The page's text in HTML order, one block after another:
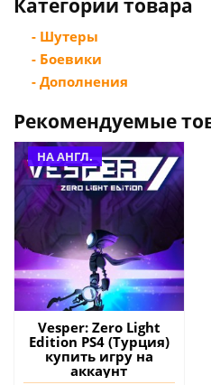
Категории товара
- Шутеры
- Боевики
- Дополнения
Рекомендуемые
НА АНГЛ.
Vesper: Zero Light
Edition PS4 (Турция)
купить игру на
аккаунт